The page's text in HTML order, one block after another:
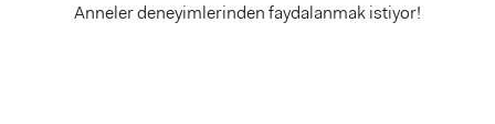
Anneler deneyimlerinden faydalanmak istiyor!